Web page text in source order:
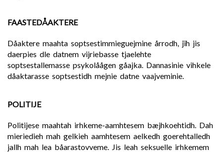
FAASTEDÅAKTERE
Dåaktere maahta soptsestimmieguejmine årrodh, jïh jis
daerpies dle datnem vijriebasse tjaelehte
soptsestallemasse psykolåågen gåajka. Dannasinie vihkele
dåaktarasse soptsestidh mejnie datne vaajveminie.
POLITIJE
Politijese maahtah irhkeme-aamhtesem bæjhkoehtidh. Dah
mieriedieh mah gelkieh aamhtesem aelkedh goerehtalledh
jallh mah lea båarastovveme. Jis leah seksuelle irhkemem